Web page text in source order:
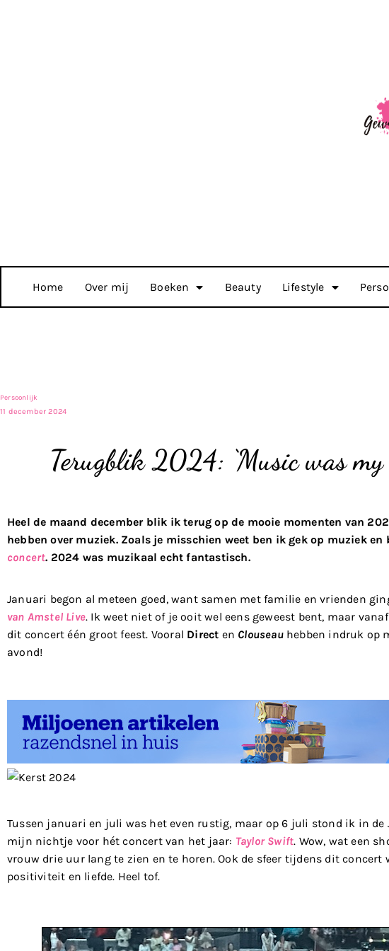
Home Over mij Boeken Beauty Lifestyle
Persoonlijk
11 december 2024
Terugblik 2024: ‘Music was my
Heel de maand december blik ik terug op de mooie momenten van
hebben over muziek. Zoals je misschien weet ben ik gek op muziek en
concert. 2024 was muzikaal echt fantastisch.
Januari begon al meteen goed, want samen met familie en vrienden
van Amstel Live. Ik weet niet of je ooit wel eens geweest bent, maar
dit concert één groot feest. Vooral Direct en Clouseauhebben indruk op
avond!
Tussen januari en juli was het even rustig, maar op 6 juli stond ik in de
mijn nichtje voor hét concert van het jaar: Taylor Swift. Wow, wat een
vrouw drie uur lang te zien en te horen. Ook de sfeer tijdens dit concert
positiviteit en liefde. Heel tof.